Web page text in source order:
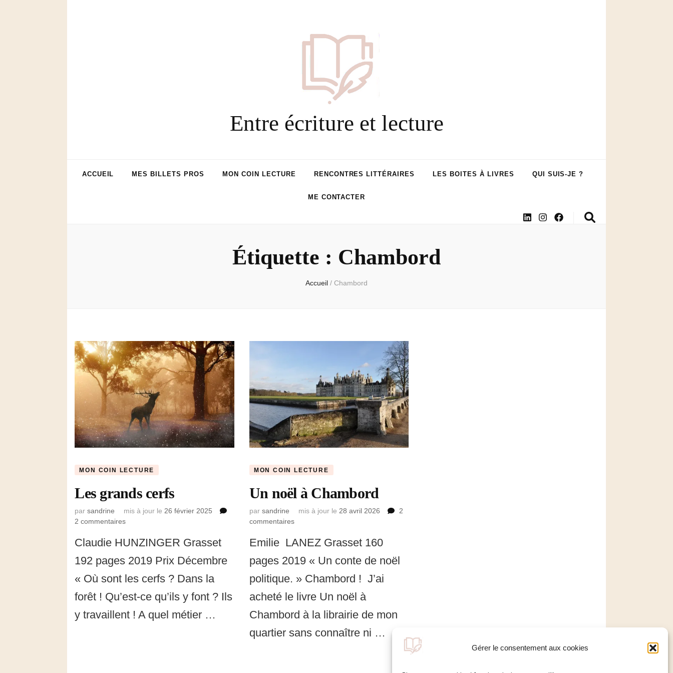
Gérer le consentement aux cookies
Entre écriture et lecture
ACCUEIL MES BILLETS PROS MON COIN LECTURE RENCONTRES LITTÉRAIRES LES BOITES À LIVRES QUI SUIS-JE ?
ME CONTACTER
Étiquette : Chambord
Accueil / Chambord
MON COIN LECTURE
Les grands cerfs
parsandrine mis à jour le 26 février 2025
2 commentaires
grands
Claudie HUNZINGER Grasset
192 pages 2019 Prix Décembre
« Où sont les cerfs ? Dans la
forêt ! Qu’est-ce qu’ils y font ? Ils
y travaillent ! A quel métier …
MON COIN LECTURE
Un noël à Chambord
par sandrine mis à jour le 28 avril 2026
2
commentairessur
noël
Chambord
Emilie LANEZ Grasset 160
pages 2019 « Un conte de noël
politique. » Chambord ! J’ai
acheté le livre Un noël à
Chambord à la librairie de mon
quartier sans connaître ni …